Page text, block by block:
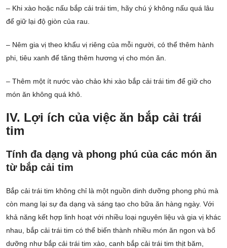
– Khi xào hoặc nấu bắp cải trái tim, hãy chú ý không nấu quá lâu
để giữ lại độ giòn của rau.
– Nêm gia vị theo khẩu vị riêng của mỗi người, có thể thêm hành
phi, tiêu xanh để tăng thêm hương vị cho món ăn.
– Thêm một ít nước vào chảo khi xào bắp cải trái tim để giữ cho
món ăn không quá khô.
IV. Lợi ích của việc ăn bắp cải trái
tim
Tính đa dạng và phong phú của các món ăn
từ bắp cải tim
Bắp cải trái tim không chỉ là một nguồn dinh dưỡng phong phú mà
còn mang lại sự đa dạng và sáng tạo cho bữa ăn hàng ngày. Với
khả năng kết hợp linh hoạt với nhiều loại nguyên liệu và gia vị khác
nhau, bắp cải trái tim có thể biến thành nhiều món ăn ngon và bổ
dưỡng như bắp cải trái tim xào, canh bắp cải trái tim thịt băm,